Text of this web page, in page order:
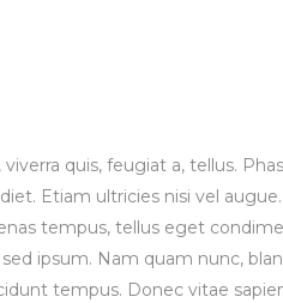
quis, feugiat a, tellus.
Etiam ultricies nisi vel
tempus, tellus eget
ipsum. Nam quam nunc,
tempus. Donec vitae